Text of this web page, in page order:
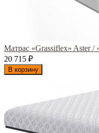
Матрас «Grassiflex» Aster /
20 715 ₽
В корзину